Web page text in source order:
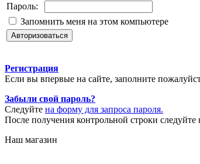
Пароль:
Запомнить меня на этом компьютере
Регистрация
Если вы впервые на сайте, заполните
Забыли свой пароль?
Следуйте на форму для запроса пароля.
После получения контрольной строки следуйте
Наш магазин